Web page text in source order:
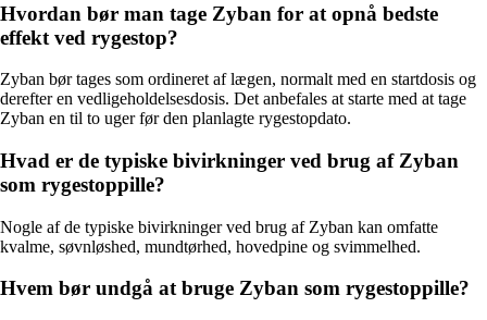
Hvordan bør man tage Zyban for at opnå bedste
effekt ved rygestop?
Zyban bør tages som ordineret af lægen, normalt med en startdosis og
derefter en vedligeholdelsesdosis. Det anbefales at starte med at tage
Zyban en til to uger før den planlagte rygestopdato.
Hvad er de typiske bivirkninger ved brug af Zyban
som rygestoppille?
Nogle af de typiske bivirkninger ved brug af Zyban kan omfatte
kvalme, søvnløshed, mundtørhed, hovedpine og svimmelhed.
Hvem bør undgå at bruge Zyban som rygestoppille?